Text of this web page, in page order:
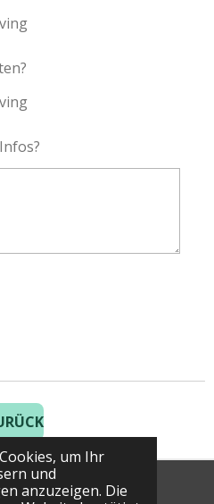
um Ihr
und
anzuzeigen. Die